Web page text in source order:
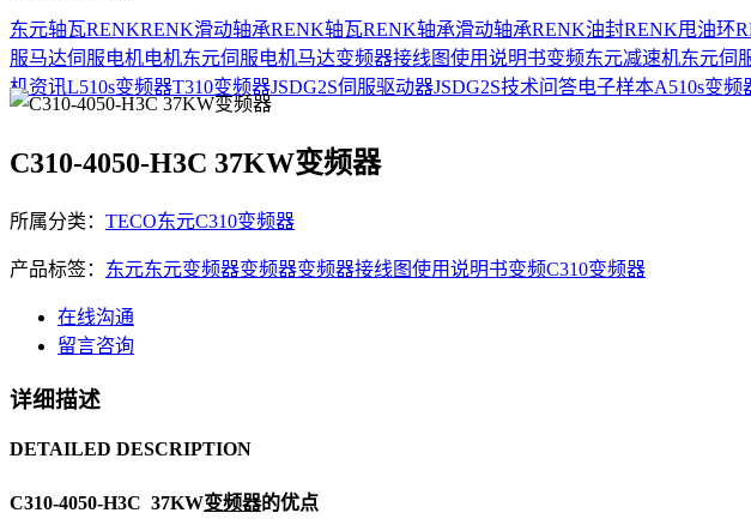
东元轴瓦RENKRENK滑动轴承RENK轴瓦RENK轴承滑动轴承RENK油封RENK甩油环
服马达伺服电机电机东元伺服电机马达变频器接线图使用说明书变频东元减速机东元伺
机资讯L510s变频器T310变频器JSDG2S伺服驱动器JSDG2S技术问答电子样本A510s变频
C310-4050-H3C 37KW变频器
所属分类： TECO东元C310变频器
产品标签： 东元东元变频器变频器变频器接线图使用说明书变频C310变频器
在线沟通
留言咨询
详细描述
DETAILED DESCRIPTION
C310-4050-H3C 37KW变频器的优点